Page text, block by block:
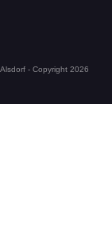
- Copyright 2026